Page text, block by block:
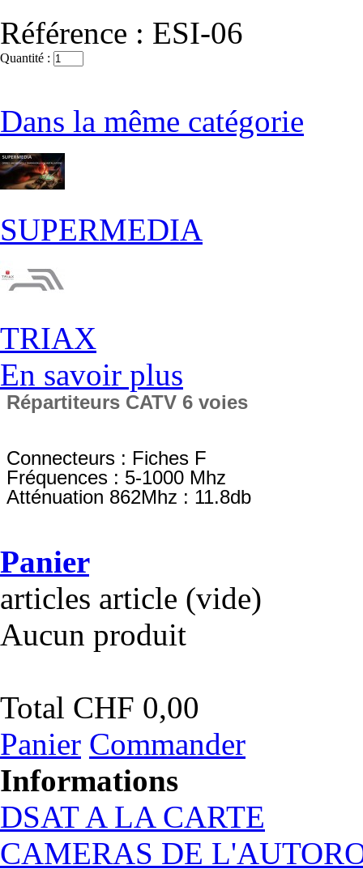
Référence : ESI-06
Quantité :
Dans la même catégorie
SUPERMEDIA
TRIAX
En savoir plus
Répartiteurs CATV 6 voies
Connecteurs : Fiches F
Fréquences : 5-1000 Mhz
Atténuation 862Mhz : 11.8db
Panier
articles article (vide)
Aucun produit
Total CHF 0,00
Panier Commander
Informations
DSAT A LA CARTE
CAMERAS DE